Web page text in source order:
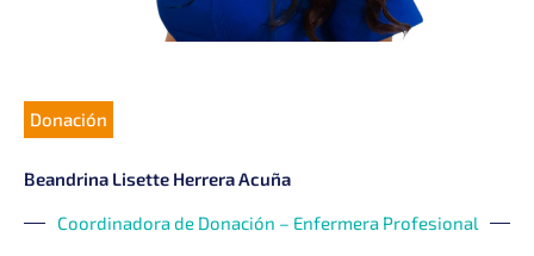
Donación
Beandrina Lisette Herrera Acuña
Coordinadora de Donación – Enfermera Profesional